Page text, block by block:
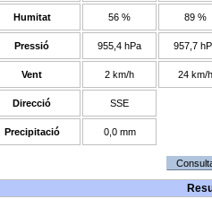
Humitat 56 % 89 %
Pressió 955,4 hPa 957,7
Vent 2 km/h 24 km/h
Direcció SSE
Precipitació 0,0 mm